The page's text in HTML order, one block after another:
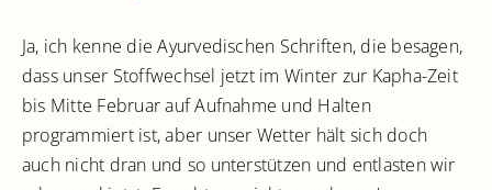
Ja, ich kenne die Ayurvedischen Schriften, die besagen,
dass unser Stoffwechsel jetzt im Winter zur Kapha-Zeit
bis Mitte Februar auf Aufnahme und Halten
programmiert ist, aber unser Wetter hält sich doch
auch nicht dran und so unterstützen und entlasten wir